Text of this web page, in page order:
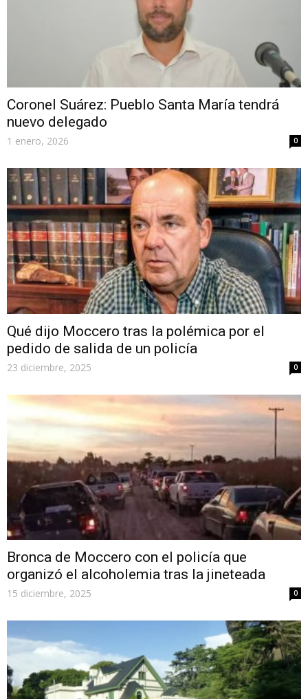
Coronel Suárez: Pueblo Santa María tendrá
nuevo delegado
1 enero, 2026 0
Qué dijo Moccero tras la polémica por el
pedido de salida de un policía
23 diciembre, 2025 0
Bronca de Moccero con el policía que
organizó el alcoholemia tras la jineteada
15 diciembre, 2025 0